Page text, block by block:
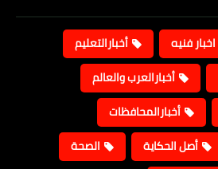
اخبار فنيه
أخبارالتعليم
أخبارالعرب والعالم
أخبارالمحافظات
أصل الحكاية
الصحة